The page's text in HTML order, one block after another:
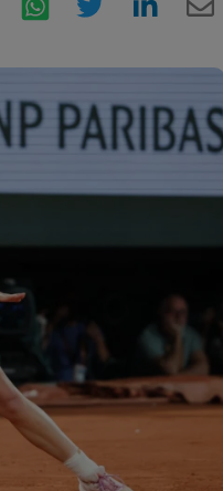
Messenger WhatsApp Twitter LinkedIn